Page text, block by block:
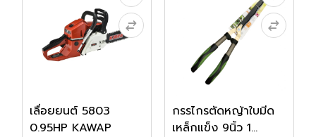
เลื่อยยนต์ 5803
0.95HP KAWAP
กรรไกรตัดหญ้าใบมีด
เหล็กแข็ง 9นิ้ว 1...